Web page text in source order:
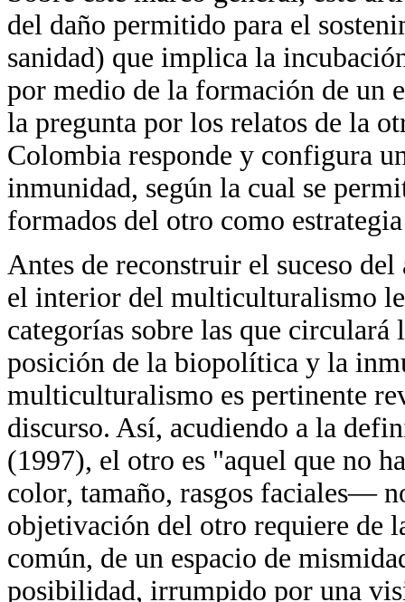
del daño permitido para el
sanidad) que implica la
por medio de la formación de un
la pregunta por los relatos de la
Colombia responde y configura
inmunidad, según la cual se
formados del otro como
Antes de reconstruir el suceso
el interior del multiculturalismo
categorías sobre las que
posición de la biopolítica y la
multiculturalismo es pertinente
discurso. Así, acudiendo a la
(1997), el otro es "aquel que no
color, tamaño, rasgos faciales—
objetivación del otro requiere de
común, de un espacio de
posibilidad, irrumpido por una